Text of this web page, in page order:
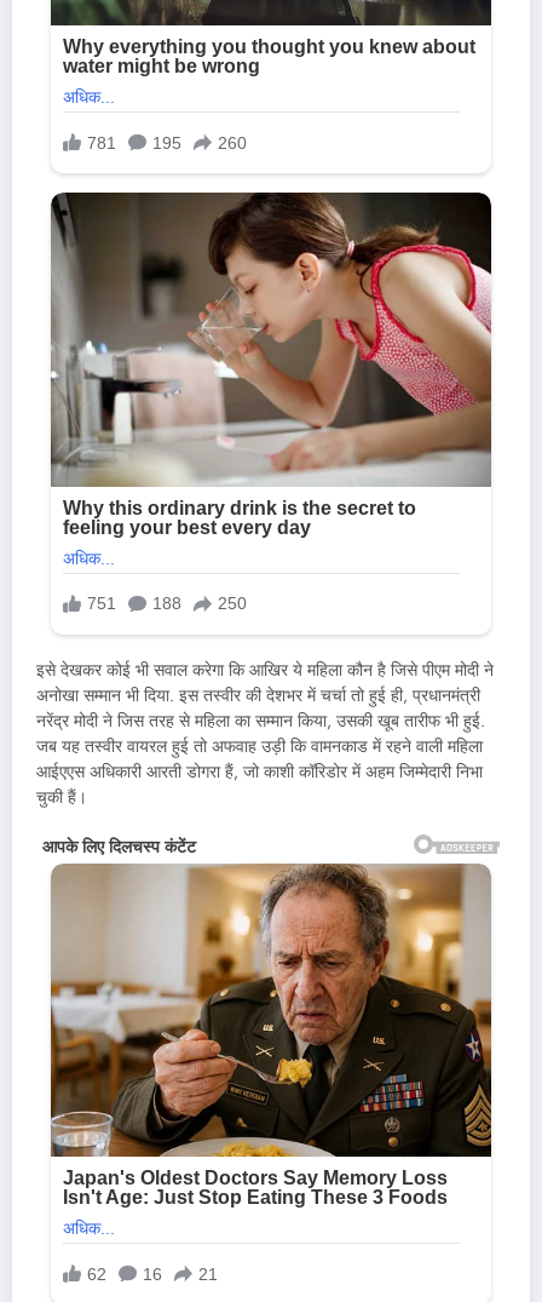
इसे देखकर कोई भी सवाल करेगा कि आखिर ये महिला कौन है जिसे पीएम मोदी ने
अनोखा सम्मान भी दिया. इस तस्वीर की देशभर में चर्चा तो हुई ही, प्रधानमंत्री
नरेंद्र मोदी ने जिस तरह से महिला का सम्मान किया, उसकी खूब तारीफ भी हुई.
जब यह तस्वीर वायरल हुई तो अफवाह उड़ी कि वामनकाड में रहने वाली महिला
आईएएस अधिकारी आरती डोगरा हैं, जो काशी कॉरिडोर में अहम जिम्मेदारी निभा
चुकी हैं।